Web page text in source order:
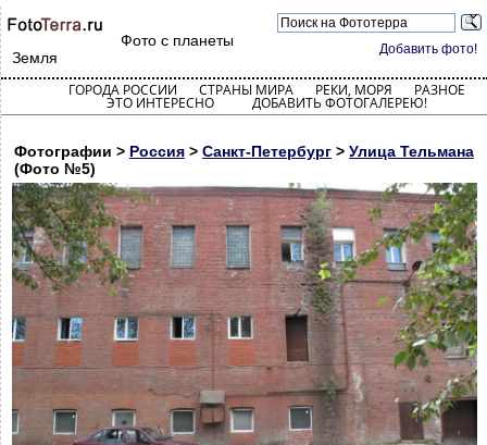
Добавить фото!
Фото с планеты
Земля
ГОРОДА РОССИИ СТРАНЫ МИРА РЕКИ, МОРЯ РАЗНОЕ
ЭТО ИНТЕРЕСНО ДОБАВИТЬ ФОТОГАЛЕРЕЮ!
Фотографии > Россия > Санкт-Петербург > Улица Тельмана
(Фото №5)